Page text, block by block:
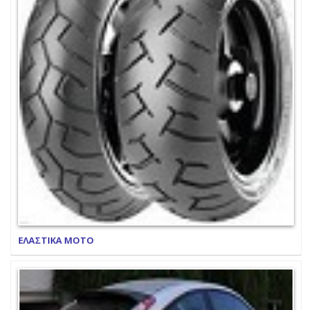
ΕΛΑΣΤΙΚΑ ΜΟΤΟ